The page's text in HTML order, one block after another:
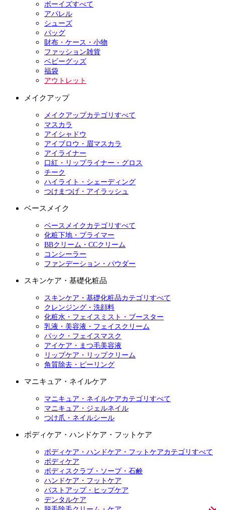
ボーイズすべて
アパレル
シューズ
バッグ
財布・ケース・小物
ファッション雑貨
ベビーグッズ
福袋
アウトレット
メイクアップ
メイクアップカテゴリすべて
マスカラ
アイシャドウ
アイブロウ・眉マスカラ
アイライナー
口紅・リップライナー・グロス
チーク
ハイライト・シェーディング
つけまつげ・アイラッシュ
ベースメイク
ベースメイクカテゴリすべて
化粧下地・プライマー
BBクリーム・CCクリーム
コンシーラー
ファンデーション・パウダー
スキンケア・基礎化粧品
スキンケア・基礎化粧品カテゴリすべて
クレンジング・洗顔料
化粧水・フェイスミスト・ブースター
乳液・美容液・フェイスクリーム
パック・フェイスマスク
アイケア・まつ毛美容液
リップケア・リップクリーム
角質除去・ピーリング
マニキュア・ネイルケア
マニキュア・ネイルケアカテゴリすべて
マニキュア・ジェルネイル
つけ爪・ネイルシール
ボディケア・ハンドケア・フットケア
ボディケア・ハンドケア・フットケアカテゴリすべて
ボディケア
ボディスクラブ・ソープ・石鹸
ハンドケア・フットケア
バストアップ・ヒップケア
デンタルケア